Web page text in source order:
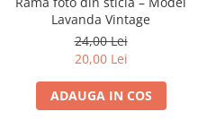
Lavanda Vintage
24,00 Lei
20,00 Lei
ADAUGA IN COS